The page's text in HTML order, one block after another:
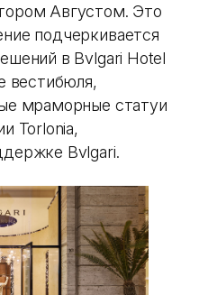
Августом. Это
подчеркивается
в Bvlgari Hotel
вестибюля,
мраморные статуи
Torlonia,
Bvlgari.